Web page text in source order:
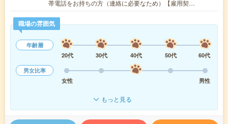
帯電話をお持ちの方（連絡に必要なため）【雇用契…
職場の雰囲気
年齢層
20代
30代 40代 50代
60代
男女比率
女性
男性
もっと見る